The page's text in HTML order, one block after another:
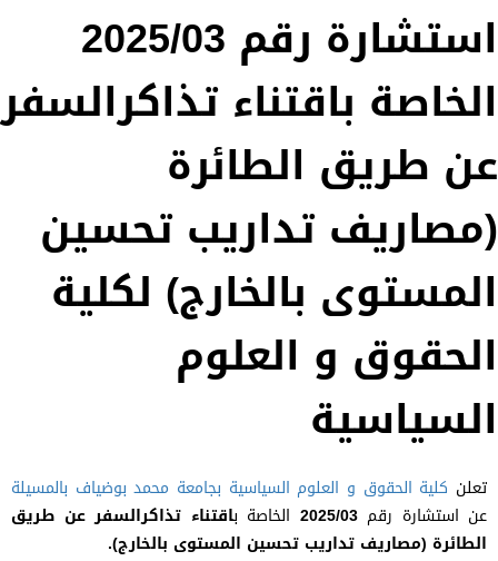
استشارة رقم 2025/03
الخاصة باقتناء تذاكرالسفر
عن طريق الطائرة
(مصاريف تداريب تحسين
المستوى بالخارج) لكلية
الحقوق و العلوم
السياسية
تعلن كلية الحقوق و العلوم السياسية بجامعة محمد بوضياف بالمسيلة
عن استشارة رقم2025/03 الخاصة باقتناء تذاكرالسفر عن طريق
الطائرة (مصاريف تداريب تحسين المستوى بالخارج).